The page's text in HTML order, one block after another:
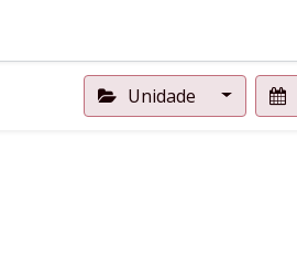
Unidade